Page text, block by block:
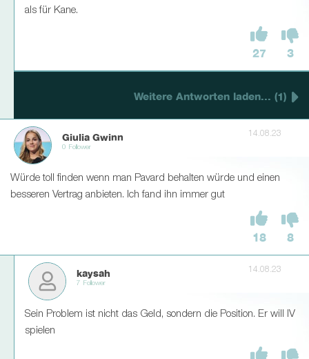
als für Kane.
27 3
Weitere Antworten laden... (1)
Giulia Gwinn
0 Follower
14.08.23
Würde toll finden wenn man Pavard behalten würde und einen
besseren Vertrag anbieten. Ich fand ihn immer gut
18 8
kaysah
7 Follower
14.08.23
Sein Problem ist nicht das Geld, sondern die Position. Er will IV
spielen